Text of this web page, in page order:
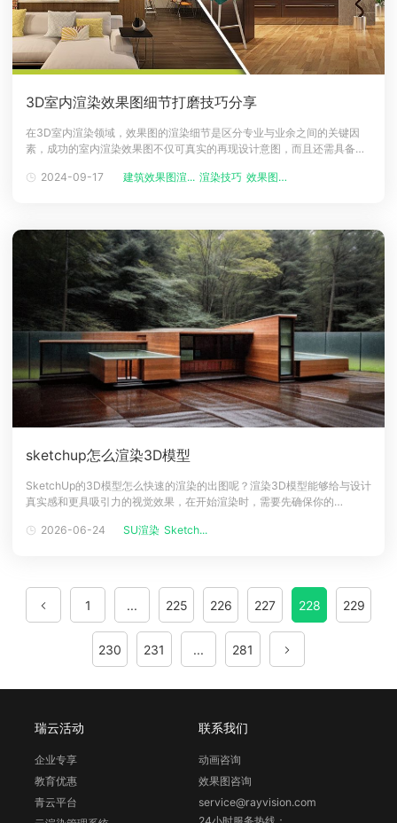
3D室内渲染效果图细节打磨技巧分享
在3D室内渲染领域，效果图的渲染细节是区分专业与业余之间的关键因
素，成功的室内渲染效果图不仅可真实的再现设计意图，而且还需具备足
果图更加出色，让你图片更加接近照片级效果。室内渲染效果图技巧分享
2024-09-17 建筑效果图渲... 渲染技巧 效果图渲染
sketchup怎么渲染3D模型
SketchUp的3D模型怎么快速的渲染的出图呢？渲染3D模型能够给与设计
真实感和更具吸引力的视觉效果，在开始渲染时，需要先确保你的
用等，并且几何形状没有错误，下面渲染农场小编来看看sketchup渲染
2026-06-24 SU渲染 Sketch...
1 ... 225 226 227 228 229
230 231 ... 281
瑞云活动
企业专享
教育优惠
青云平台
联系我们
动画咨询
效果图咨询
service@rayvision.com